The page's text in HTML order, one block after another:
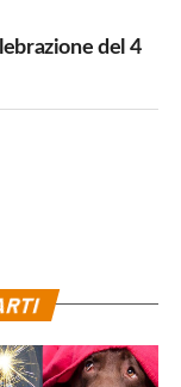
del 4